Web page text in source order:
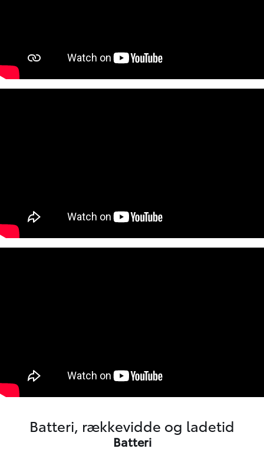
Batteri, rækkevidde og ladetid
Batteri